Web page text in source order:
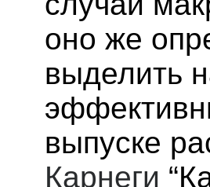
оно же
выделить
выпуске
Карнеги